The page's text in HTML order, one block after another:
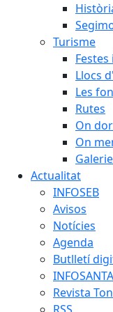
Turisme
Llocs
Les
Rutes
On
On
Actualitat
INFOSEB
Avisos
Notícies
Agenda
Butlletí
INFOSANTA
Revista